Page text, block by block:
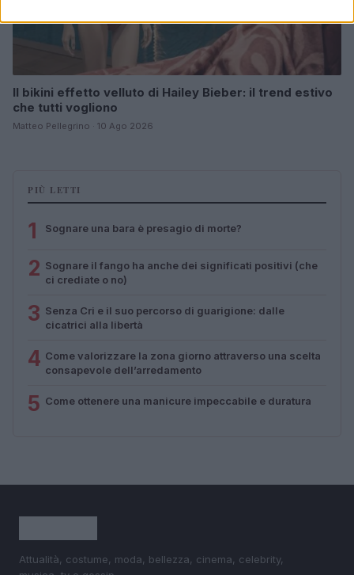
Il bikini effetto velluto di Hailey Bieber: il trend estivo
che tutti vogliono
Matteo Pellegrino · 10 Ago 2026
PIÙ LETTI
1 Sognare una bara è presagio di morte?
2 Sognare il fango ha anche dei significati positivi (che
ci crediate o no)
3 Senza Cri e il suo percorso di guarigione: dalle
cicatrici alla libertà
4 Come valorizzare la zona giorno attraverso una scelta
consapevole dell’arredamento
5 Come ottenere una manicure impeccabile e duratura
Attualità, costume, moda, bellezza, cinema, celebrity,